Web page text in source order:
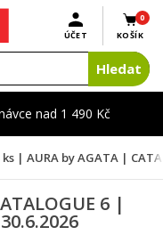
nad 1 490 Kč
0
KOŠÍK
ÚČET
Hledat
ks | AURA by AGATA |
6 |